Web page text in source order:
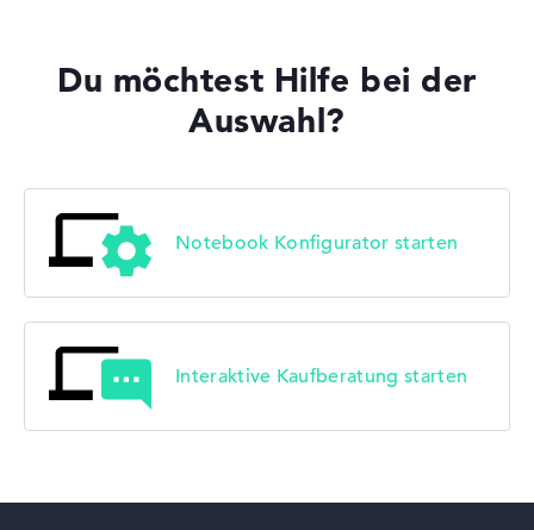
Du möchtest Hilfe bei der
Auswahl?
Notebook Konfigurator starten
Interaktive Kaufberatung starten